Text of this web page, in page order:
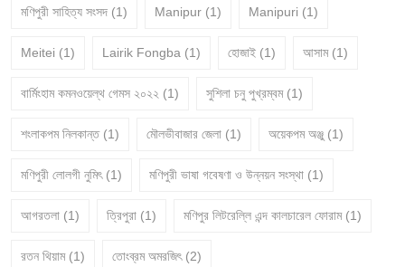
মণিপুরী সাহিত্য সংসদ (1) Manipur (1) Manipuri (1)
Meitei (1) Lairik Fongba (1) হোজাই (1) আসাম (1)
বার্মিংহাম কমনওয়েল্থ গেমস ২০২২ (1) সুশিলা চনু পুখ্রম্বম (1)
শংলাকপম নিলকান্ত (1) মৌলভীবাজার জেলা (1) অয়েকপম অঞ্জু (1)
মণিপুরী লোলগী নুমিৎ (1) মণিপুরী ভাষা গবেষণা ও উন্নয়ন সংস্থা (1)
আগরতলা (1) ত্রিপুরা (1) মণিপুর লিটরেল্লি এন্দ কালচারেল ফোরাম (1)
রতন থিয়াম (1) তোংব্রম অমরজিৎ (2)